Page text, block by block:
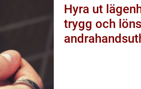
Hyra ut
trygg och